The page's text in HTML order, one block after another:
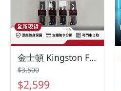
金士頓 Kingston FURY Beast 獸獵者 DDR4 3200 8GB 桌上型記憶體
$3,500
$2,599